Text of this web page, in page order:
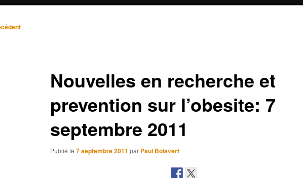
Nouvelles en recherche et
prevention sur l’obesite: 7
septembre 2011
Publié le 7 septembre 2011 par Paul Boisvert